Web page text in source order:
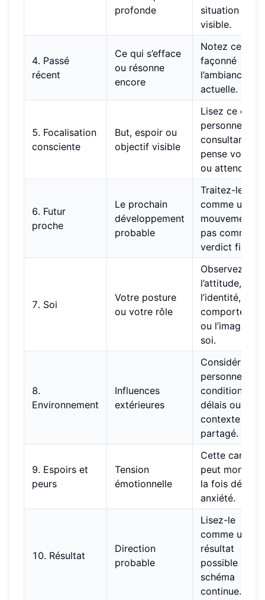
profonde
situation
visible.
4. Passé
récent
Ce qui s’efface
ou résonne
encore
Notez ce qui
façonné
l’ambiance
actuelle.
5. Focalisation
consciente
But, espoir ou
objectif visible
Lisez ce que
personne
consultante
pense vouloir
ou attend.
6. Futur
proche
Le prochain
développement
probable
Traitez-le
comme un
mouvement,
pas comme
verdict final.
7. Soi
Votre posture
ou votre rôle
Observez
l’attitude,
l’identité, le
ou l’image de
soi.
8.
Environnement
Influences
extérieures
Considérez
personnes,
conditions,
délais ou
contexte
partagé.
9. Espoirs et
peurs
Tension
émotionnelle
Cette carte
peut montrer
la fois désir et
anxiété.
10. Résultat
Direction
probable
Lisez-le
comme un
résultat
possible si le
schéma
continue.